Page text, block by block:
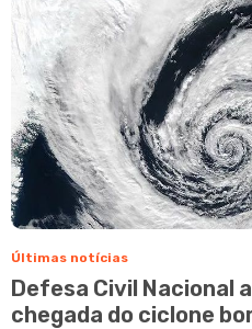
Últimas notícias
Defesa Civil Nacional
chegada do ciclone